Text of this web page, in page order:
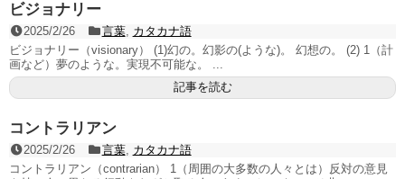
ビジョナリー
2025/2/26 言葉, カタカナ語
ビジョナリー（visionary） (1)幻の。幻影の(ような)。 幻想の。 (2) 1（計
画など）夢のような。実現不可能な。 ...
記事を読む
コントラリアン
2025/2/26 言葉, カタカナ語
コントラリアン（contrarian） 1（周囲の大多数の人々とは）反対の意見